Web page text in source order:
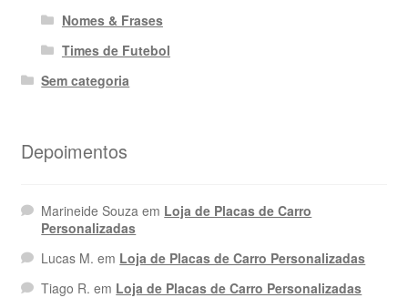
Nomes & Frases
Times de Futebol
Sem categoria
Depoimentos
Marineide Souza em Loja de Placas de Carro
Personalizadas
Lucas M. em Loja de Placas de Carro Personalizadas
Tiago R. em Loja de Placas de Carro Personalizadas